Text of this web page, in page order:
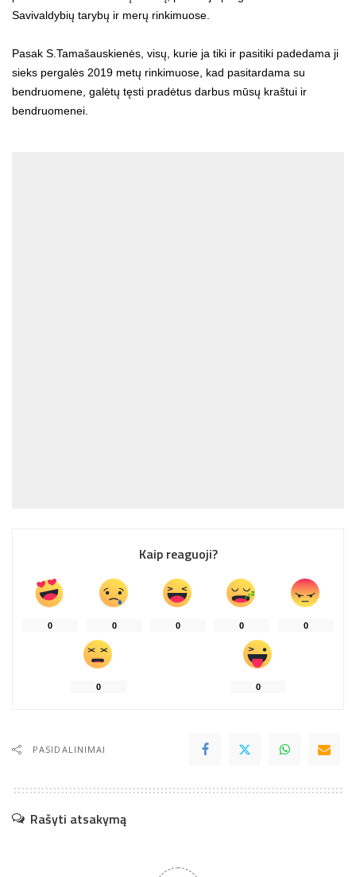
Savivaldybių tarybų ir merų rinkimuose.
Pasak S.Tamašauskienės, visų, kurie ja tiki ir pasitiki padedama ji
sieks pergalės 2019 metų rinkimuose, kad pasitardama su
bendruomene, galėtų tęsti pradėtus darbus mūsų kraštui ir
bendruomenei.
Kaip reaguoji?
0 0 0 0 0
0 0
PASIDALINIMAI
Rašyti atsakymą